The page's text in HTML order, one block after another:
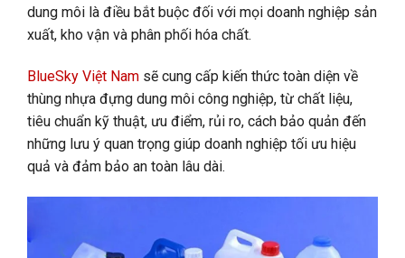
dung môi là điều bắt buộc đối với mọi doanh nghiệp sản
xuất, kho vận và phân phối hóa chất.
BlueSky Việt Nam sẽ cung cấp kiến thức toàn diện về
thùng nhựa đựng dung môi công nghiệp, từ chất liệu,
tiêu chuẩn kỹ thuật, ưu điểm, rủi ro, cách bảo quản đến
những lưu ý quan trọng giúp doanh nghiệp tối ưu hiệu
quả và đảm bảo an toàn lâu dài.